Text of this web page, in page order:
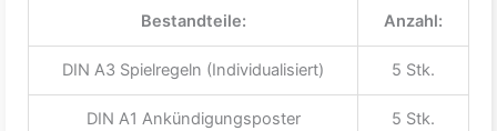
Bestandteile: Anzahl:
DIN A3 Spielregeln (Individualisiert) 5 Stk.
DIN A1 Ankündigungsposter 5 Stk.